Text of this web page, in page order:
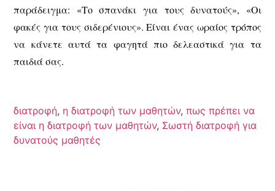
παράδειγμα: «Το σπανάκι για τους δυνατούς», «Οι
φακές για τους σιδερένιους». Είναι ένας ωραίος τρόπος
να κάνετε αυτά τα φαγητά πιο δελεαστικά για τα
παιδιά σας.
διατροφή, η διατροφή των μαθητών,πως πρέπει να
είναι η διατροφή των μαθητών, Σωστή διατροφή για
δυνατούς μαθητές